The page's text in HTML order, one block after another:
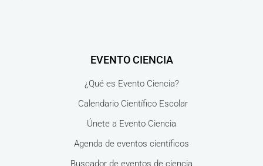
EVENTO CIENCIA
¿Qué es Evento Ciencia?
Calendario Científico Escolar
Únete a Evento Ciencia
Agenda de eventos científicos
Buscador de eventos de ciencia